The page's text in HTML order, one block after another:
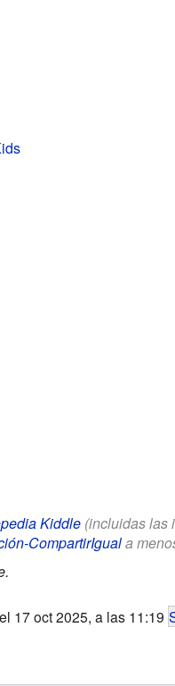
Kiddle(incluidas las
CompartirIguala
17 oct 2025, a las 11:19